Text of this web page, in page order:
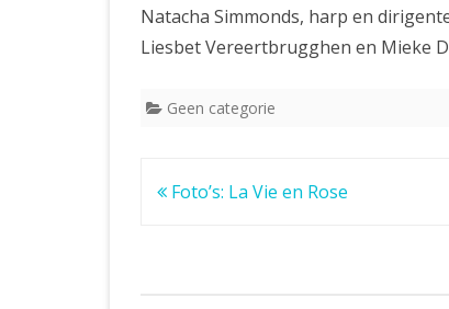
Natacha Simmonds, harp en
Liesbet Vereertbrugghen en Mieke
Geen categorie
Bericht
Foto’s: La Vie en Rose